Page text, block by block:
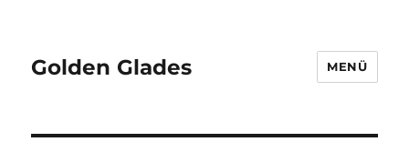
Golden Glades MENÜ